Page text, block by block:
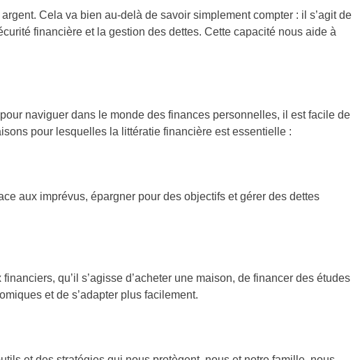
Cela va bien au-delà de savoir simplement compter : il s’agit de
financière et la gestion des dettes. Cette capacité nous aide à
naviguer dans le monde des finances personnelles, il est facile de
pour lesquelles la littératie financière est essentielle :
aux imprévus, épargner pour des objectifs et gérer des dettes
qu’il s’agisse d’acheter une maison, de financer des études
et de s’adapter plus facilement.